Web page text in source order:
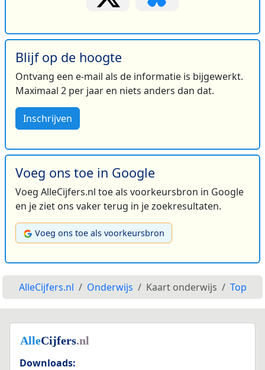
Blijf op de hoogte
Ontvang een e-mail als de informatie is bijgewerkt.
Maximaal 2 per jaar en niets anders dan dat.
Inschrijven
Voeg ons toe in Google
Voeg AlleCijfers.nl toe als voorkeursbron in Google
en je ziet ons vaker terug in je zoekresultaten.
Voeg ons toe als voorkeursbron
AlleCijfers.nl Onderwijs Kaart onderwijs Top
Downloads: